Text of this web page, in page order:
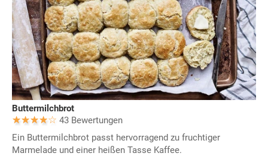
Buttermilchbrot
43 Bewertungen
Ein Buttermilchbrot passt hervorragend zu fruchtiger
Marmelade und einer heißen Tasse Kaffee.